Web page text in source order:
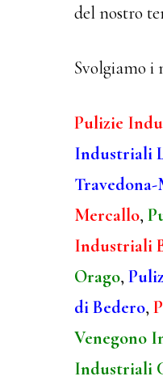
del nostro
Svolgiamo i
Pulizie
Industriali
Mercallo,
Industriali
Orago,
di Bedero,
Venegono
Industriali